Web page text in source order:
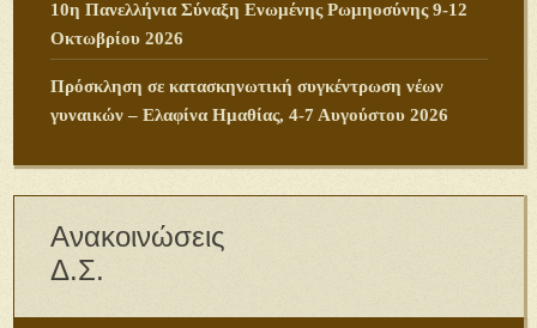
10η Πανελλήνια Σύναξη Ενωμένης Ρωμηοσύνης 9-12
Οκτωβρίου 2026
Πρόσκληση σε κατασκηνωτική συγκέντρωση νέων
γυναικών – Ελαφίνα Ημαθίας, 4-7 Αυγούστου 2026
Ανακοινώσεις
Δ.Σ.